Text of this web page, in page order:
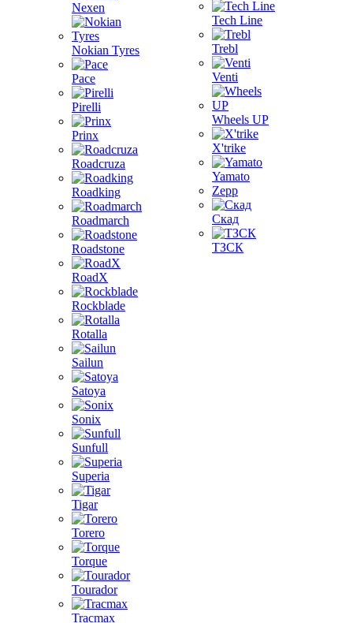
Nexen
Nokian Tyres
Pace
Pirelli
Prinx
Roadcruza
Roadking
Roadmarch
Roadstone
RoadX
Rockblade
Rotalla
Sailun
Satoya
Sonix
Sunfull
Superia
Tigar
Torero
Torque
Tourador
Tracmax
Tech Line
Trebl
Venti
Wheels UP
X'trike
Yamato
Zepp
Скад
ТЗСК